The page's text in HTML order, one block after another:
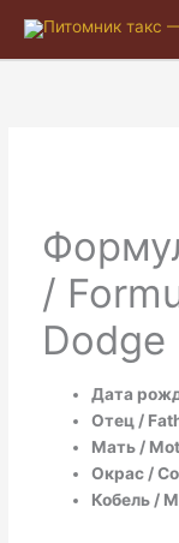
/
Dodge
Дата
Отец /
Мать /
Окрас /
Кобель /